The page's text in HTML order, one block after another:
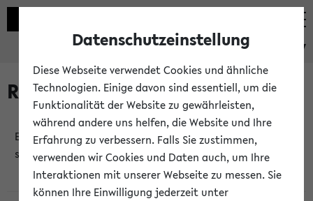
eKVV
Raumänderungen
Es wurden keine Raumänderungen an jetzt
stattfindenden Veranstaltungen gefunden!
Datenschutzeinstellung
Diese Webseite verwendet Cookies und ähnliche
Technologien. Einige davon sind essentiell, um die
Funktionalität der Website zu gewährleisten,
während andere uns helfen, die Website und Ihre
Erfahrung zu verbessern. Falls Sie zustimmen,
verwenden wir Cookies und Daten auch, um Ihre
Interaktionen mit unserer Webseite zu messen. Sie
können Ihre Einwilligung jederzeit unter